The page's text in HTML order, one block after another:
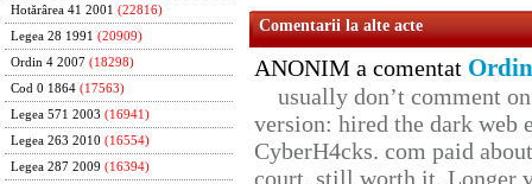
Hotărârea 41 2001 (22816)
Legea 28 1991 (20909)
Ordin 4 2007 (18298)
Cod 0 1864 (17563)
Legea 571 2003 (16941)
Legea 263 2010 (16554)
Legea 287 2009 (16394)
Comentarii la alte acte
ANONIM a comentat
usually don’t comment
version: hired the dark web
CyberH4cks. com paid
court, still worth it. Longer